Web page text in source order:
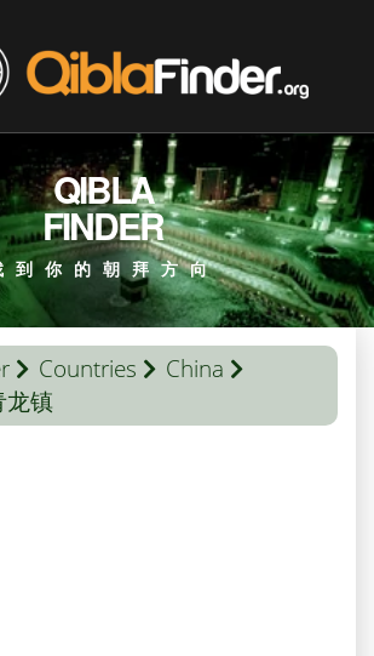
QIBLA
FINDER
到你的朝拜方向
Countries
China
龙镇